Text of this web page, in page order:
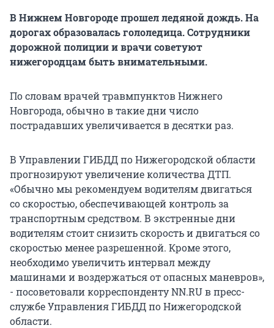
В Нижнем Новгороде прошел ледяной дождь. На
дорогах образовалась гололедица. Сотрудники
дорожной полиции и врачи советуют
нижегородцам быть внимательными.
По словам врачей травмпунктов Нижнего
Новгорода, обычно в такие дни число
пострадавших увеличивается в десятки раз.
В Управлении ГИБДД по Нижегородской области
прогнозируют увеличение количества ДТП.
«Обычно мы рекомендуем водителям двигаться
со скоростью, обеспечивающей контроль за
транспортным средством. В экстренные дни
водителям стоит снизить скорость и двигаться со
скоростью менее разрешенной. Кроме этого,
необходимо увеличить интервал между
машинами и воздержаться от опасных маневров»,
- посоветовали корреспонденту NN.RU в пресс-
службе Управления ГИБДД по Нижегородской
области.